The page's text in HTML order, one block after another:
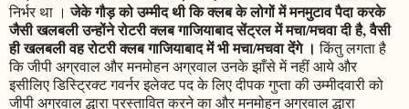
निर्भर था ।जेके गौड़ को उम्मीद थी कि क्लब के लोगों में मनमुटाव पैदा करके
जैसी खलबली उन्होंने रोटरी क्लब गाजियाबाद सेंट्रल में मचा/मचवा दी है, वैसी
ही खलबली वह रोटरी क्लब गाजियाबाद में भी मचा/मचवा देंगे । किंतु लगता है
कि जीपी अग्रवाल और मनमोहन अग्रवाल उनके झाँसे में नहीं आये और
इसीलिए डिस्ट्रिक्ट गवर्नर इलेक्ट पद के लिए दीपक गुप्ता की उम्मीदवारी को
जीपी अग्रवाल द्धारा प्रस्तावित करने का और मनमोहन अग्रवाल द्धारा